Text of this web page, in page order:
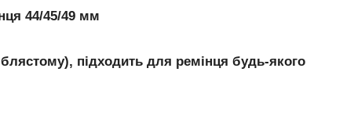
44/45/49 мм
підходить для ремінця будь-якого